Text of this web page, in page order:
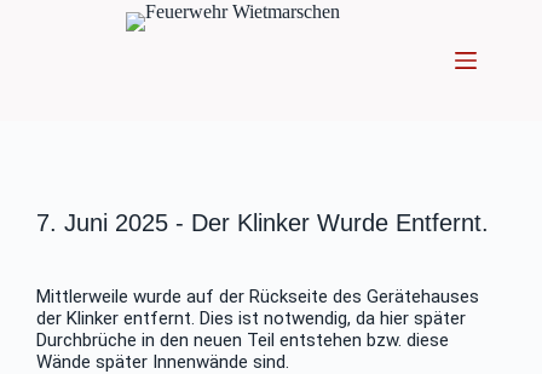
7. Juni 2025 - Der Klinker Wurde Entfernt.
Mittlerweile wurde auf der Rückseite des Gerätehauses
der Klinker entfernt. Dies ist notwendig, da hier später
Durchbrüche in den neuen Teil entstehen bzw. diese
Wände später Innenwände sind.